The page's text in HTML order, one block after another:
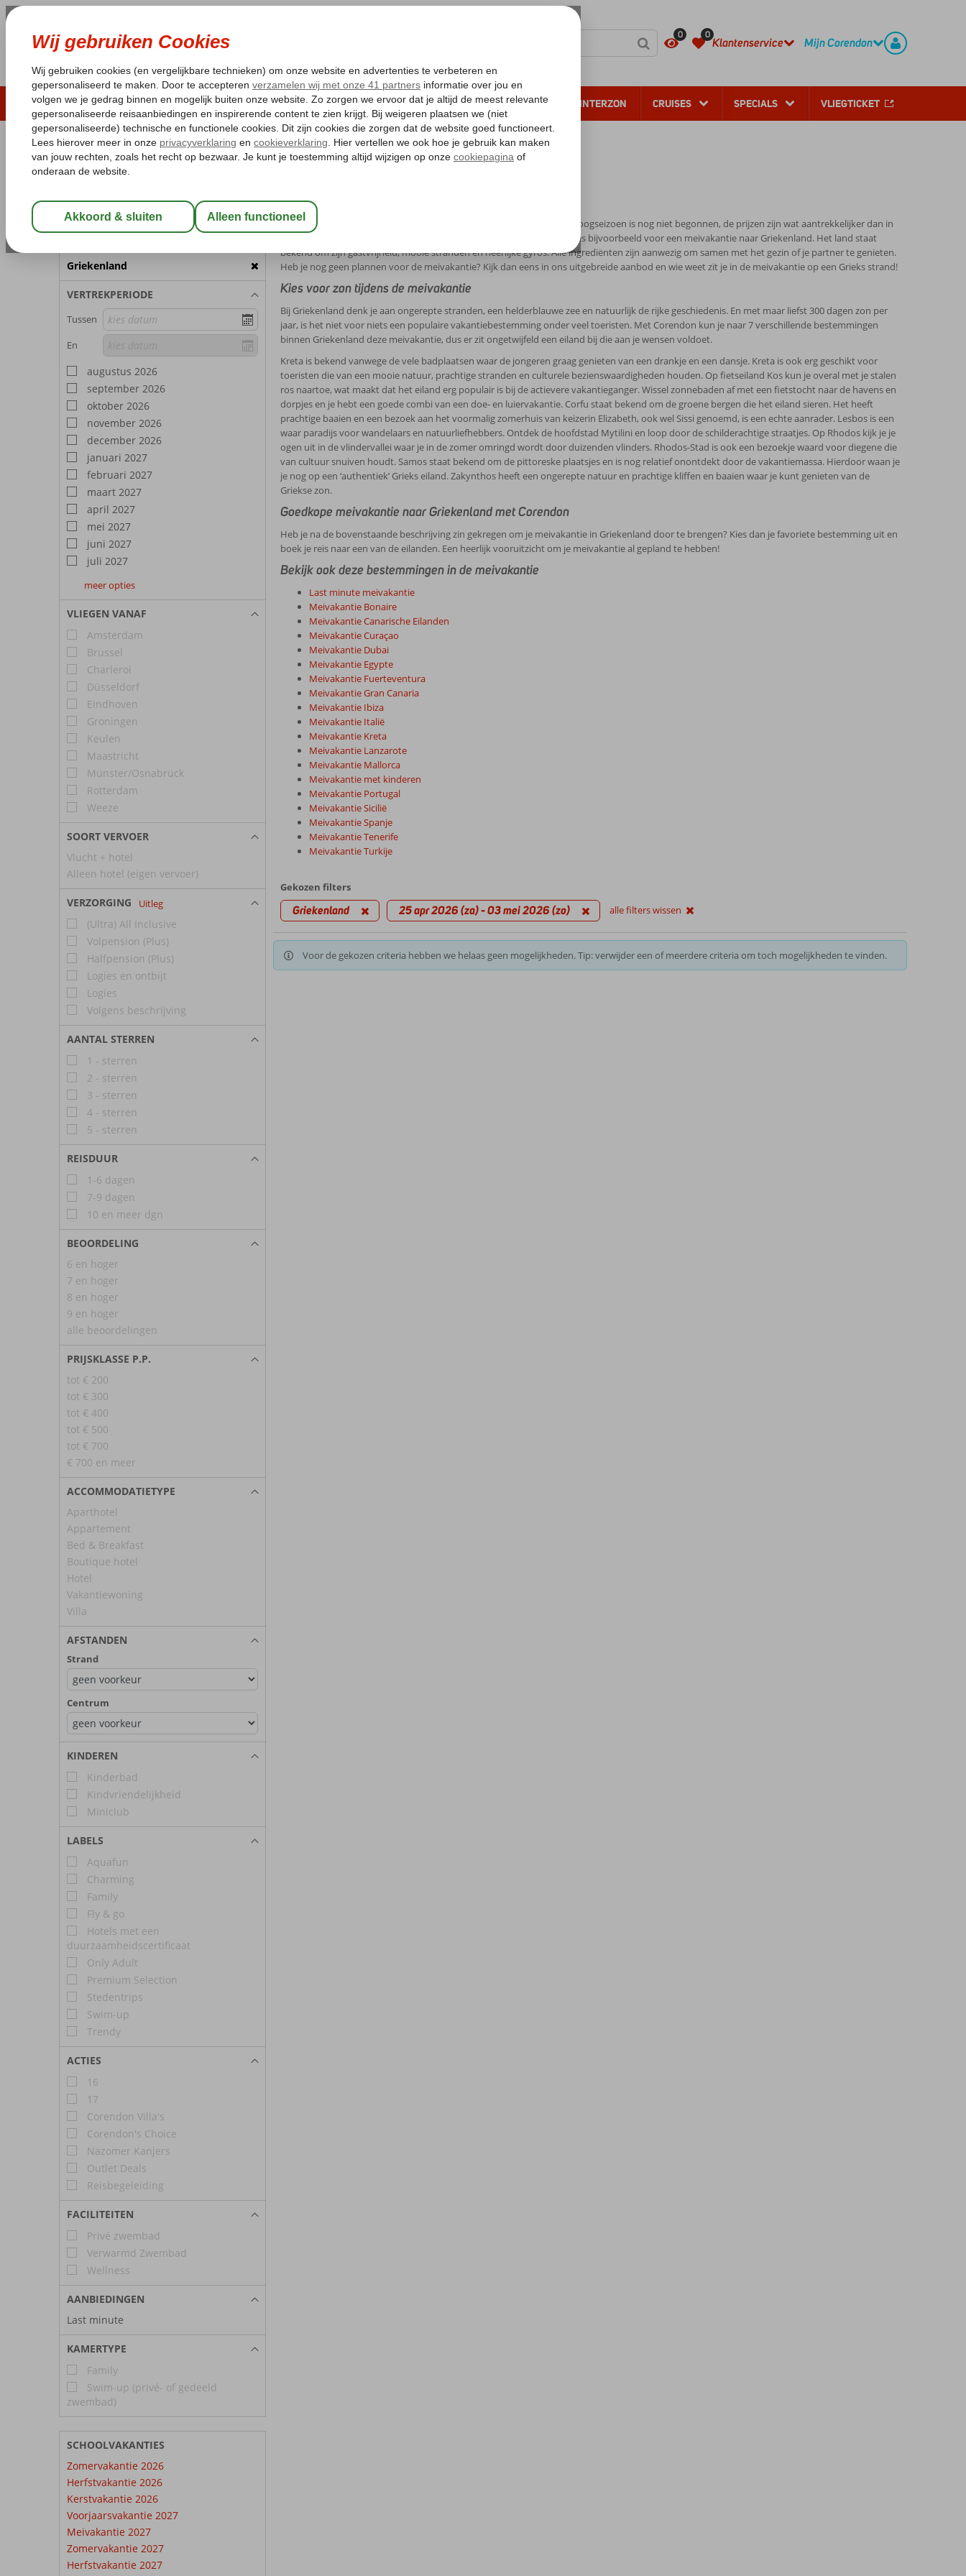
0 0
Klantenservice Mijn Corendon
LAST MINUTE ZOMER 2026 ZONVAKANTIE VERRE REIZEN ALL INCLUSIVE WINTERZON CRUISES SPECIALS VLIEGTICKET
Pakketgarantie Laagsteprijsgarantie* Gratis annuleren*
REISGEZELSCHAP
Wijzig Reisgezelschap
Griekenland
VERTREKPERIODE
Tussen
En
augustus 2026
september 2026
oktober 2026
november 2026
december 2026
januari 2027
februari 2027
maart 2027
april 2027
mei 2027
juni 2027
juli 2027
augustus
2027
september
2027
oktober
2027
meer opties
VLIEGEN VANAF
Amsterdam
Brussel
Charleroi
Düsseldorf
Eindhoven
Groningen
Keulen
Maastricht
Münster/Osnabrück
Rotterdam
Weeze
SOORT VERVOER
Vlucht + hotel
Alleen hotel (eigen vervoer)
VERZORGING Uitleg
(Ultra) All Inclusive
Volpension (Plus)
Halfpension (Plus)
Logies en ontbijt
Logies
Volgens beschrijving
AANTAL STERREN
1 - sterren
2 - sterren
3 - sterren
4 - sterren
5 - sterren
REISDUUR
1-6 dagen
7-9 dagen
10 en meer dgn
BEOORDELING
6 en hoger
7 en hoger
8 en hoger
9 en hoger
alle beoordelingen
PRIJSKLASSE P.P.
tot € 200
tot € 300
tot € 400
tot € 500
tot € 700
€ 700 en meer
ACCOMMODATIETYPE
Aparthotel
Appartement
Bed & Breakfast
Boutique hotel
Hotel
Vakantiewoning
Villa
AFSTANDEN
Strand
Centrum
KINDEREN
Kinderbad
Kindvriendelijkheid
Miniclub
LABELS
Aquafun
Charming
Family
Fly & go
Hotels met een
duurzaamheidscertificaat
Only Adult
Premium Selection
Stedentrips
Swim-up
Trendy
ACTIES
16
17
Corendon Villa's
Corendon's Choice
Nazomer Kanjers
Outlet Deals
Reisbegeleiding
FACILITEITEN
Privé zwembad
Verwarmd Zwembad
Wellness
AANBIEDINGEN
Last minute
KAMERTYPE
Family
Swim-up (privé- of gedeeld
zwembad)
SCHOOLVAKANTIES
Zomervakantie 2026
Herfstvakantie 2026
Kerstvakantie 2026
Voorjaarsvakantie 2027
Meivakantie 2027
Zomervakantie 2027
Herfstvakantie 2027
Meivakantie Griekenland
Een ideale periode om op vakantie te gaan, is in de meivakantie. Het hoogseizoen is nog niet begonnen, de prijzen zijn wat aantrekkelijker dan in
de zomermaanden en het is toch al lekker weer op de bestemming. Kies bijvoorbeeld voor een meivakantie naar Griekenland. Het land staat
bekend om zijn gastvrijheid, mooie stranden en heerlijke gyros. Alle ingrediënten zijn aanwezig om samen met het gezin of je partner te genieten.
Heb je nog geen plannen voor de meivakantie? Kijk dan eens in ons uitgebreide aanbod en wie weet zit je in de meivakantie op een Grieks strand!
Kies voor zon tijdens de meivakantie
Bij Griekenland denk je aan ongerepte stranden, een helderblauwe zee en natuurlijk de rijke geschiedenis. En met maar liefst 300 dagen zon per
jaar, is het niet voor niets een populaire vakantiebestemming onder veel toeristen. Met Corendon kun je naar 7 verschillende bestemmingen
binnen Griekenland deze meivakantie, dus er zit ongetwijfeld een eiland bij die aan je wensen voldoet.
Kreta is bekend vanwege de vele badplaatsen waar de jongeren graag genieten van een drankje en een dansje. Kreta is ook erg geschikt voor
toeristen die van een mooie natuur, prachtige stranden en culturele bezienswaardigheden houden. Op fietseiland Kos kun je overal met je stalen
ros naartoe, wat maakt dat het eiland erg populair is bij de actievere vakantieganger. Wissel zonnebaden af met een fietstocht naar de havens en
dorpjes en je hebt een goede combi van een doe- en luiervakantie. Corfu staat bekend om de groene bergen die het eiland sieren. Het heeft
prachtige baaien en een bezoek aan het voormalig zomerhuis van keizerin Elizabeth, ook wel Sissi genoemd, is een echte aanrader. Lesbos is een
waar paradijs voor wandelaars en natuurliefhebbers. Ontdek de hoofdstad Mytilini en loop door de schilderachtige straatjes. Op Rhodos kijk je je
ogen uit in de vlindervallei waar je in de zomer omringd wordt door duizenden vlinders. Rhodos-Stad is ook een bezoekje waard voor diegene die
van cultuur snuiven houdt. Samos staat bekend om de pittoreske plaatsjes en is nog relatief onontdekt door de vakantiemassa. Hierdoor waan je
je nog op een ‘authentiek’ Grieks eiland. Zakynthos heeft een ongerepte natuur en prachtige kliffen en baaien waar je kunt genieten van de
Griekse zon.
Goedkope meivakantie naar Griekenland met Corendon
Heb je na de bovenstaande beschrijving zin gekregen om je meivakantie in Griekenland door te brengen? Kies dan je favoriete bestemming uit en
boek je reis naar een van de eilanden. Een heerlijk vooruitzicht om je meivakantie al gepland te hebben!
Bekijk ook deze bestemmingen in de meivakantie
Last minute meivakantie
Meivakantie Bonaire
Meivakantie Canarische Eilanden
Meivakantie Curaçao
Meivakantie Dubai
Meivakantie Egypte
Meivakantie Fuerteventura
Meivakantie Gran Canaria
Meivakantie Ibiza
Meivakantie Italië
Meivakantie Kreta
Meivakantie Lanzarote
Meivakantie Mallorca
Meivakantie met kinderen
Meivakantie Portugal
Meivakantie Sicilië
Meivakantie Spanje
Meivakantie Tenerife
Meivakantie Turkije
Gekozen filters
Griekenland 25 apr 2026 (za) - 03 mei 2026 (zo) alle filters wissen
Voor de gekozen criteria hebben we helaas geen mogelijkheden. Tip: verwijder een of meerdere criteria om toch mogelijkheden te vinden.